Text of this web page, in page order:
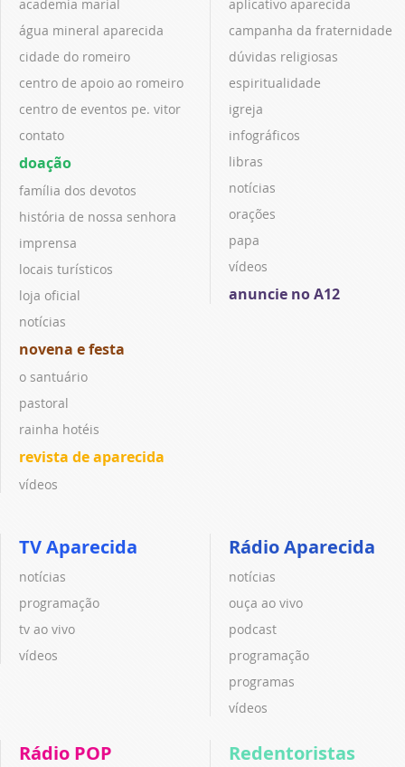
academia marial
água mineral aparecida
cidade do romeiro
centro de apoio ao romeiro
centro de eventos pe. vitor
contato
doação
família dos devotos
história de nossa senhora
imprensa
locais turísticos
loja oficial
notícias
novena e festa
o santuário
pastoral
rainha hotéis
revista de aparecida
vídeos
aplicativo aparecida
campanha da fraternidade
dúvidas religiosas
espiritualidade
igreja
infográficos
libras
notícias
orações
papa
vídeos
anuncie no A12
TV Aparecida
notícias
programação
tv ao vivo
vídeos
Rádio Aparecida
notícias
ouça ao vivo
podcast
programação
programas
vídeos
Rádio POP Redentoristas